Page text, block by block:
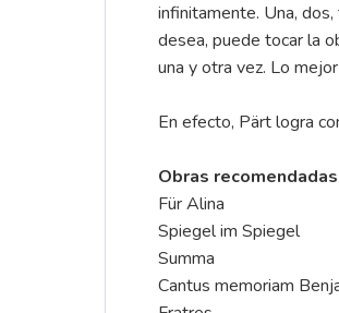
infinitamente. Una,
desea, puede tocar la
una y otra vez. Lo
En efecto, Pärt logra
Obras
Für Alina
Spiegel im Spiegel
Summa
Cantus memoriam